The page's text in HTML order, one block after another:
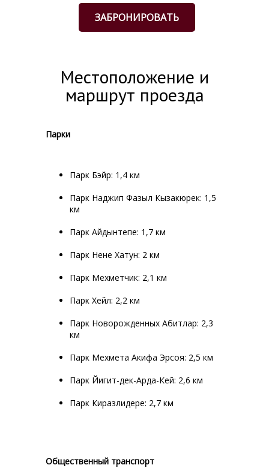
ЗАБРОНИРОВАТЬ
Местоположение и
маршрут проезда
Парки
Парк Бэйр: 1,4 км
Парк Наджип Фазыл Кызакюрек: 1,5
км
Парк Айдынтепе: 1,7 км
Парк Нене Хатун: 2 км
Парк Мехметчик: 2,1 км
Парк Хейл: 2,2 км
Парк Новорожденных Абитлар: 2,3
км
Парк Мехмета Акифа Эрсоя: 2,5 км
Парк Йигит-дек-Арда-Кей: 2,6 км
Парк Киразлидере: 2,7 км
Общественный транспорт